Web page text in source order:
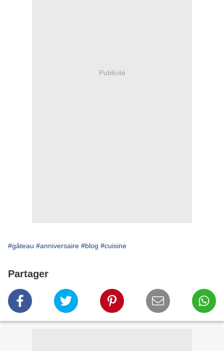
Publicité
#gâteau #anniversaire #blog #cuisine
Partager